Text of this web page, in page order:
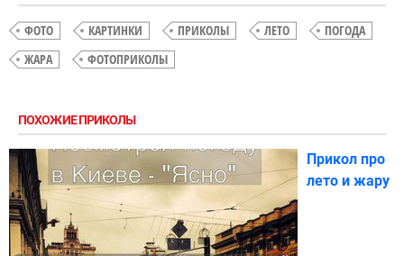
ФОТО КАРТИНКИ ПРИКОЛЫ ЛЕТО
ПОГОДА
ЖАРА
ФОТОПРИКОЛЫ
ПОХОЖИЕ ПРИКОЛЫ
Прикол про
лето и жару